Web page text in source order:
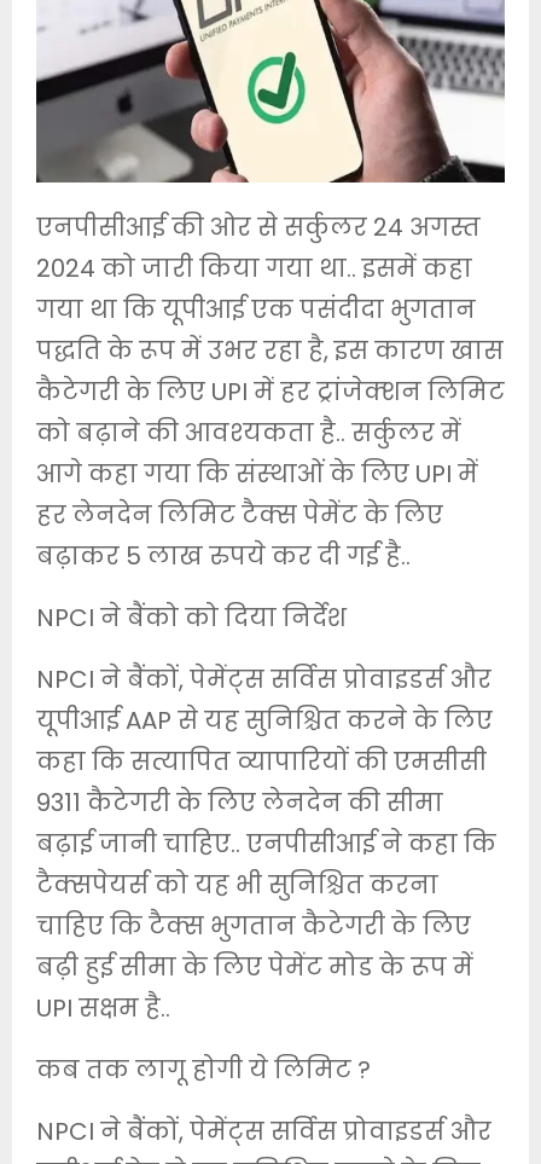
एनपीसीआई की ओर से सर्कुलर 24 अगस्त
2024 को जारी किया गया था.. इसमें कहा
गया था कि यूपीआई एक पसंदीदा भुगतान
पद्धति के रूप में उभर रहा है, इस कारण खास
कैटेगरी के लिए UPI में हर ट्रांजेक्‍शन लिमिट
को बढ़ाने की आवश्‍यकता है.. सर्कुलर में
आगे कहा गया कि संस्‍थाओं के लिए UPI में
हर लेनदेन लिमिट टैक्‍स पेमेंट के लिए
बढ़ाकर 5 लाख रुपये कर दी गई है..
NPCI ने बैंको को दिया निर्देश
NPCI ने बैंकों, पेमेंट्स सर्विस प्रोवाइडर्स और
यूपीआई AAP से यह सुनिश्चित करने के लिए
कहा कि सत्यापित व्यापारियों की एमसीसी
9311 कैटेगरी के लिए लेनदेन की सीमा
बढ़ाई जानी चाहिए.. एनपीसीआई ने कहा कि
टैक्‍सपेयर्स को यह भी सुनिश्चित करना
चाहिए कि टैक्‍स भुगतान कैटेगरी के लिए
बढ़ी हुई सीमा के लिए पेमेंट मोड के रूप में
UPI सक्षम है..
कब तक लागू होगी ये लिमिट ?
NPCI ने बैंकों, पेमेंट्स सर्विस प्रोवाइडर्स और